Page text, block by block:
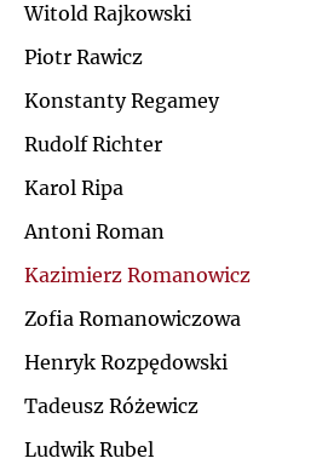
Witold Rajkowski
Piotr Rawicz
Konstanty Regamey
Rudolf Richter
Karol Ripa
Antoni Roman
Kazimierz Romanowicz
Zofia Romanowiczowa
Henryk Rozpędowski
Tadeusz Różewicz
Ludwik Rubel